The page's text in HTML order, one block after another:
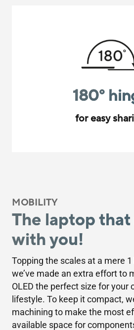
180°
for easy
MOBILITY
The laptop that
with you!
Topping the scales at a mere 1
we’ve made an extra effort to
OLED the perfect size for your
lifestyle. To keep it compact,
machining to make the most
available space for